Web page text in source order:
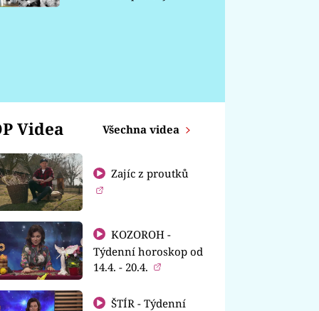
Videa Všechna videa
Zajíc z proutků
KOZOROH -
Týdenní horoskop od
14.4. - 20.4.
ŠTÍR - Týdenní